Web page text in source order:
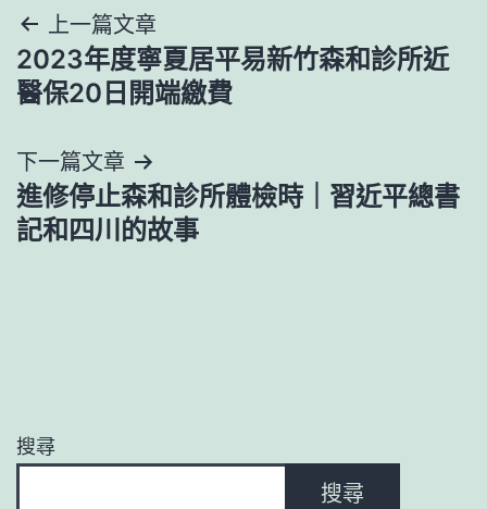
文
章
覽
上一篇文章
2023年度寧夏居平易新竹森和診所近
醫保20日開端繳費
下一篇文章
進修停止森和診所體檢時｜習近平總書
記和四川的故事
搜尋
搜尋